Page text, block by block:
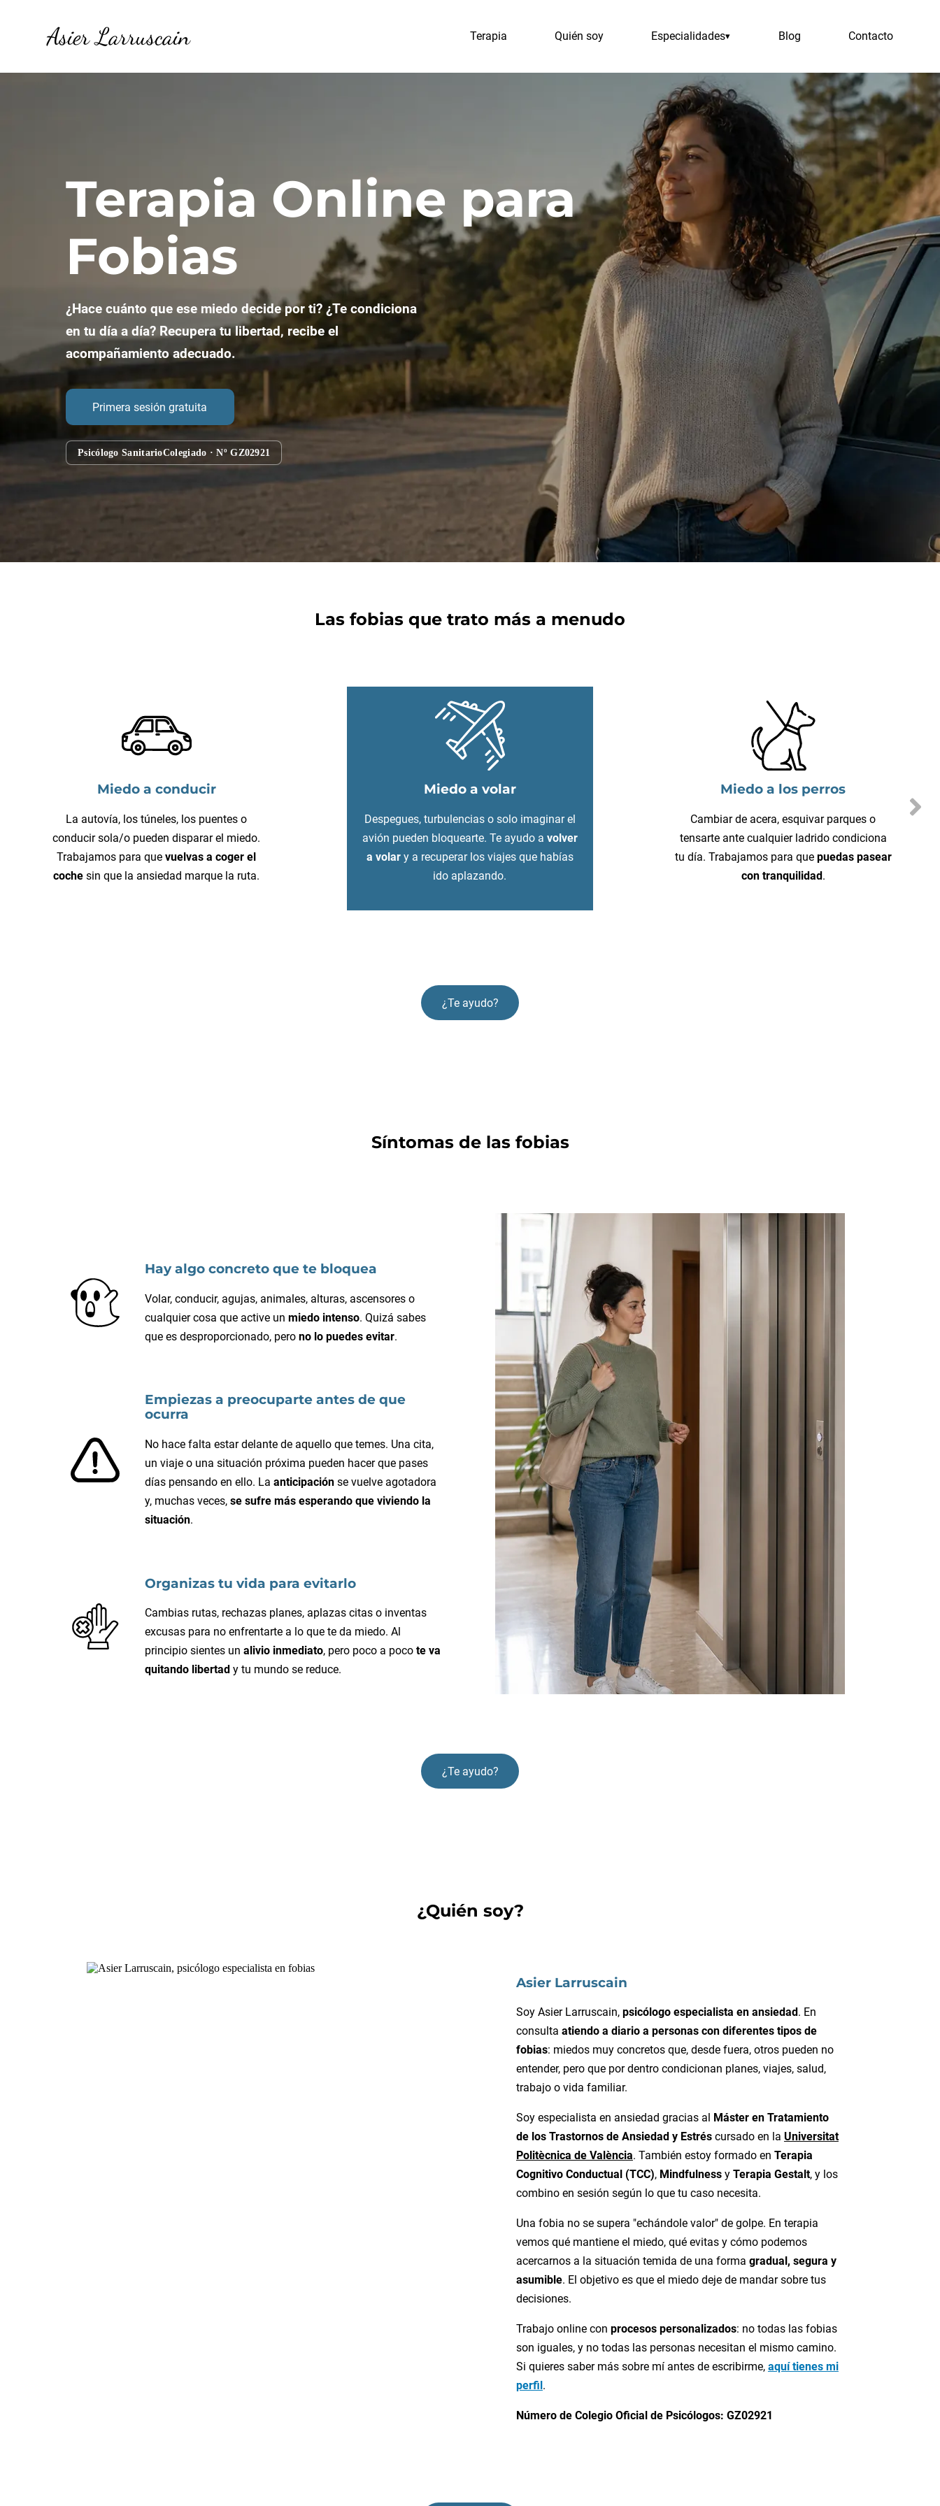
Asier Larruscain Terapia Quién soy Especialidades▾ Blog Contacto
Terapia Online para
Fobias
¿Hace cuánto que ese miedo decide por ti? ¿Te condiciona
en tu día a día? Recupera tu libertad, recibe el
acompañamiento adecuado.
Primera sesión gratuita
Psicólogo SanitarioColegiado · Nº GZ02921
Las fobias que trato más a menudo
Miedo a conducir
La autovía, los túneles, los puentes o
conducir sola/o pueden disparar el miedo.
Trabajamos para quevuelvas a coger el
coche sin que la ansiedad marque la ruta.
Miedo a volar
Despegues, turbulencias o solo imaginar el
avión pueden bloquearte. Te ayudo a volver
a volary a recuperar los viajes que habías
ido aplazando.
Miedo a los perros
Cambiar de acera, esquivar parques o
tensarte ante cualquier ladrido condiciona
tu día. Trabajamos para que puedas pasear
con tranquilidad.
¿Te ayudo?
Síntomas de las fobias
Hay algo concreto que te bloquea
Volar, conducir, agujas, animales, alturas, ascensores o
cualquier cosa que active unmiedo intenso. Quizá sabes
que es desproporcionado, perono lo puedes evitar.
Empiezas a preocuparte antes de que
ocurra
No hace falta estar delante de aquello que temes. Una cita,
un viaje o una situación próxima pueden hacer que pases
días pensando en ello. Laanticipación se vuelve agotadora
y, muchas veces,se sufre más esperando que viviendo la
situación.
Organizas tu vida para evitarlo
Cambias rutas, rechazas planes, aplazas citas o inventas
excusas para no enfrentarte a lo que te da miedo. Al
principio sientes unalivio inmediato, pero poco a pocote va
quitando libertad y tu mundo se reduce.
¿Te ayudo?
¿Quién soy?
Asier Larruscain
Soy Asier Larruscain, psicólogo especialista en ansiedad . En
consulta atiendo a diario a personas con diferentes tipos de
fobias: miedos muy concretos que, desde fuera, otros pueden no
entender, pero que por dentro condicionan planes, viajes, salud,
trabajo o vida familiar.
Soy especialista en ansiedad gracias al
Máster en Tratamiento
de los Trastornos de Ansiedad y Estréscursado en la Universitat
Politècnica de València. También estoy formado en Terapia
Cognitivo Conductual (TCC), Mindfulnessy Terapia Gestalt, y los
combino en sesión según lo que tu caso necesita.
Una fobia no se supera "echándole valor" de golpe. En terapia
vemos qué mantiene el miedo, qué evitas y cómo podemos
acercarnos a la situación temida de una forma gradual, segura y
asumible. El objetivo es que el miedo deje de mandar sobre tus
decisiones.
Trabajo online con procesos personalizados: no todas las fobias
son iguales, y no todas las personas necesitan el mismo camino.
Si quieres saber más sobre mí antes de escribirme, aquí tienes mi
perfil .
Número de Colegio Oficial de Psicólogos: GZ02921